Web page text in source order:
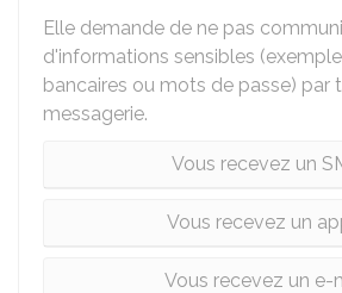
Elle demande de ne pas
d'informations sensibles
bancaires ou mots de passe) par
messagerie.
Vous recevez un
Vous recevez un
Vous recevez un e-